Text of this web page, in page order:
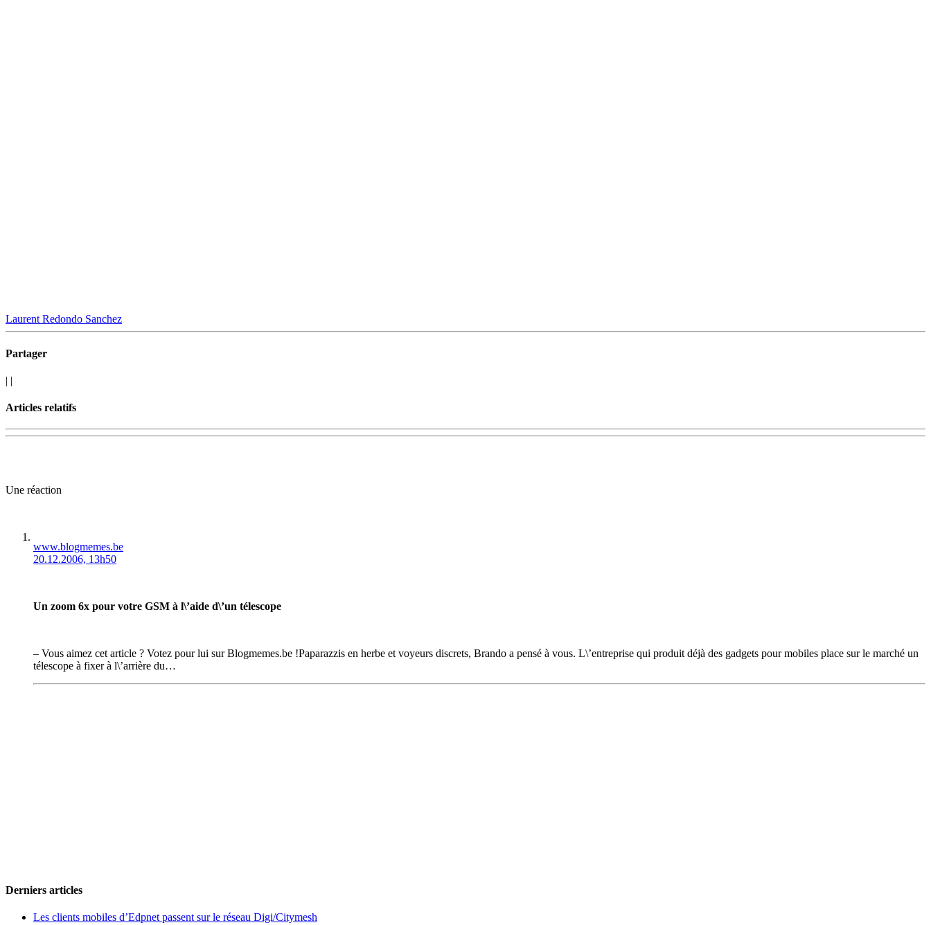
Laurent Redondo Sanchez
Partager
| |
Articles relatifs
Une réaction
www.blogmemes.be
20.12.2006, 13h50
Un zoom 6x pour votre GSM à l\’aide d\’un télescope
– Vous aimez cet article ? Votez pour lui sur Blogmemes.be !Paparazzis en herbe et voyeurs discrets, Brando a pensé à vous. L\’entreprise qui produit déjà des gadgets pour mobiles place sur le marché un
télescope à fixer à l\’arrière du…
Derniers articles
Les clients mobiles d’Edpnet passent sur le réseau Digi/Citymesh